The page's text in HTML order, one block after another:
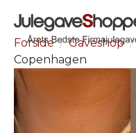
Forside Gaveshop
Copenhagen